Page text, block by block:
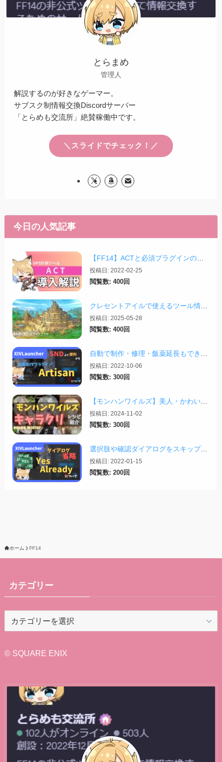
とらまめ
管理人
解説するのが好きなゲーマー。
サブスク制情報交換Discordサーバー
「とらめも交流所」絶賛稼働中です。
＼スライドでチェック！／
今日の人気記事
投稿日: 2022-02-25
閲覧数: 400回
投稿日: 2025-05-28
閲覧数: 400回
投稿日: 2022-10-06
閲覧数: 300回
投稿日: 2024-11-02
閲覧数: 300回
選択肢や確認ダイアログをスキップする「Yes Already」について【2026/01/11更新】
投稿日: 2022-01-15
閲覧数: 200回
ホーム FF14
カテゴリー
リ
© SQUARE ENIX